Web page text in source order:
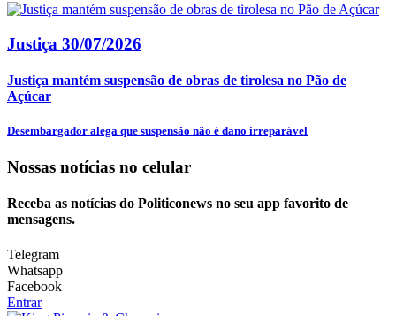
Justiça 30/07/2026
Justiça mantém suspensão de obras de tirolesa no Pão de
Açúcar
Desembargador alega que suspensão não é dano irreparável
Nossas notícias no celular
Receba as notícias do Politiconews no seu app favorito de
mensagens.
Telegram
Whatsapp
Facebook
Entrar